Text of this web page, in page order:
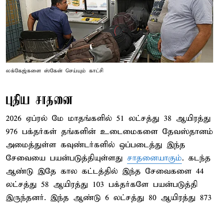
லக்கேஜ்களை ஸ்கேன் செய்யும் காட்சி
புதிய சாதனை
2026 ஏப்ரல் மே மாதங்களில் 51 லட்சத்து 38 ஆயிரத்து
976 பக்தர்கள் தங்களின் உடைமைகளை தேவஸ்தானம்
அமைத்துள்ள கவுண்டர்களில் ஒப்படைத்து இந்த
சேவையை பயன்படுத்தியுள்ளது சாதனையாகும். கடந்த
ஆண்டு இதே கால கட்டத்தில் இந்த சேவைகளை 44
லட்சத்து 58 ஆயிரத்து 103 பக்தர்களே பயன்படுத்தி
இருந்தனர். இந்த ஆண்டு 6 லட்சத்து 80 ஆயிரத்து 873